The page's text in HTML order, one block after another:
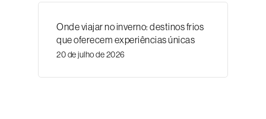
Onde viajar no inverno: destinos frios
que oferecem experiências únicas
20 de julho de 2026